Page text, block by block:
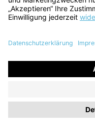
Informationen
©
Alle Preise inkl. gesetzl.
ggf.